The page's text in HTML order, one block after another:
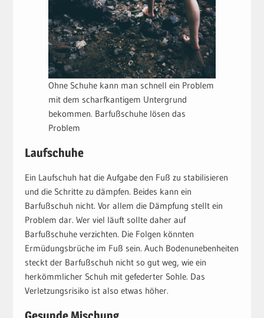
Ohne Schuhe kann man schnell ein Problem
mit dem scharfkantigem Untergrund
bekommen. Barfußschuhe lösen das
Problem
Laufschuhe
Ein Laufschuh hat die Aufgabe den Fuß zu stabilisieren
und die Schritte zu dämpfen. Beides kann ein
Barfußschuh nicht. Vor allem die Dämpfung stellt ein
Problem dar. Wer viel läuft sollte daher auf
Barfußschuhe verzichten. Die Folgen könnten
Ermüdungsbrüche im Fuß sein. Auch Bodenunebenheiten
steckt der Barfußschuh nicht so gut weg, wie ein
herkömmlicher Schuh mit gefederter Sohle. Das
Verletzungsrisiko ist also etwas höher.